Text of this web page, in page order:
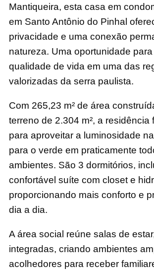
Mantiqueira, esta casa em
em Santo Antônio do Pinhal
privacidade e uma conexão
natureza. Uma oportunidade
qualidade de vida em uma das
valorizadas da serra paulista.
Com 265,23 m² de área
terreno de 2.304 m², a residência
para aproveitar a luminosidade
para o verde em praticamente
ambientes. São 3 dormitórios,
confortável suíte com closet e
proporcionando mais conforto e
dia a dia.
A área social reúne salas de
integradas, criando ambientes
acolhedores para receber